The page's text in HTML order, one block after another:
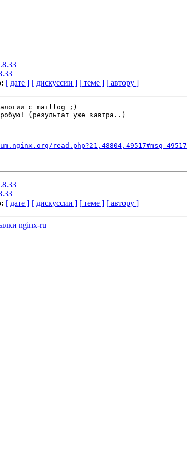
[ дате ] [ дискуссии ] [ теме ] [ автору ]
с maillog ;)
(результат уже завтра..)
read.php?21,48804,49517#msg-49517
[ дате ] [ дискуссии ] [ теме ] [ автору ]
nginx-ru